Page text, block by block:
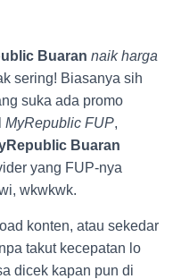
Buaran naik harga
sering! Biasanya sih
suka ada promo
MyRepublic FUP,
Buaran
yang FUP-nya
wkwkwk.
konten, atau sekedar
takut kecepatan lo
dicek kapan pun di